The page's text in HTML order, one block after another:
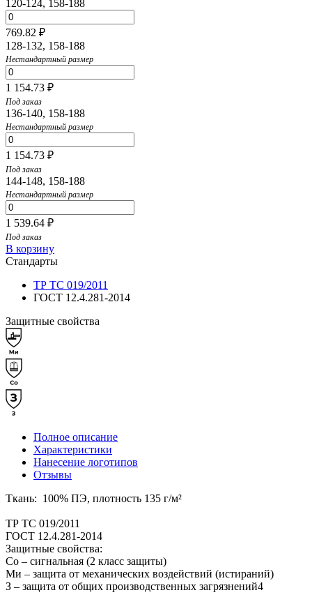
120-124, 158-188
769.82 ₽
128-132, 158-188
Нестандартный размер
1 154.73 ₽
Под заказ
136-140, 158-188
Нестандартный размер
1 154.73 ₽
Под заказ
144-148, 158-188
Нестандартный размер
1 539.64 ₽
Под заказ
В корзину
Стандарты
ТР ТС 019/2011
ГОСТ 12.4.281-2014
Защитные свойства
Полное описание
Характеристики
Нанесение логотипов
Отзывы
Ткань: 100% ПЭ, плотность 135 г/м²
ТР ТС 019/2011
ГОСТ 12.4.281-2014
Защитные свойства:
Со – сигнальная (2 класс защиты)
Ми – защита от механических воздействий (истираний)
З – защита от общих производственных загрязнений4